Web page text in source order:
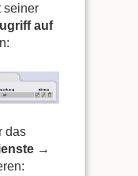
seiner
auf
das
→